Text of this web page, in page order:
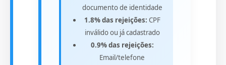
documento de identidade
1.8% das rejeições: CPF
inválido ou já cadastrado
0.9% das rejeições:
Email/telefone